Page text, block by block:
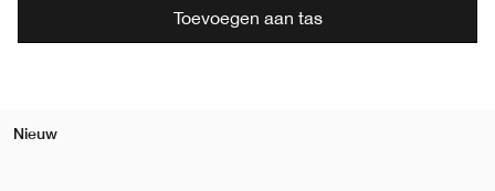
Toevoegen aan tas
Nieuw